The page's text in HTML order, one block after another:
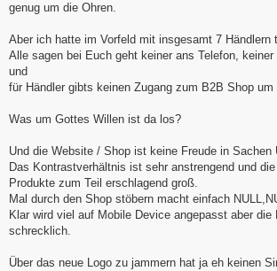
r
genug um die Ohren.
Aber ich hatte im Vorfeld mit insgesamt 7 Händlern
Alle sagen bei Euch geht keiner ans Telefon,
und
für Händler gibts keinen Zugang zum B2B Shop
Was um Gottes Willen ist da los?
Und die Website / Shop ist keine Freude in Sachen
Das Kontrastverhältnis ist sehr anstrengend und
Produkte zum Teil erschlagend groß.
Mal durch den Shop stöbern macht einfach
Klar wird viel auf Mobile Device angepasst aber die
schrecklich.
Über das neue Logo zu jammern hat ja eh keinen